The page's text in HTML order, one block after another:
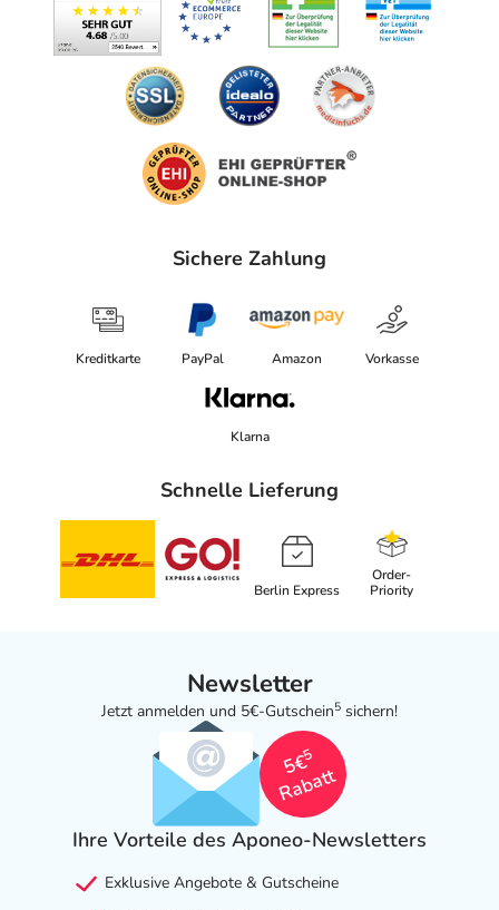
Sichere Zahlung
Kreditkarte PayPal Amazon Vorkasse
Klarna
Schnelle Lieferung
Berlin Express
Order-
Priority
Newsletter
Jetzt anmelden und 5€-Gutschein5 sichern!
5€
5
Rabatt
Ihre Vorteile des Aponeo-Newsletters
Exklusive Angebote & Gutscheine